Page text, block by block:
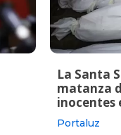
La Santa
matanza
inocentes
Portaluz